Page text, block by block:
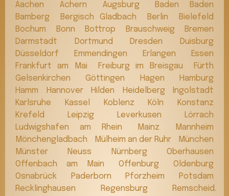
Aachen Achern Augsburg
Baden Baden
Bamberg
Bergisch Gladbach Berlin
Bielefeld
Bochum
Bonn Bottrop Brauschweig
Bremen
Darmstadt
Dortmund Dresden
Duisburg
Düsseldorf
Emmendingen Erlangen
Essen
Frankfurt am Mai
Freiburg im Breisgau
Fürth
Gelsenkirchen
Göttingen Hagen
Hamburg
Hamm
Hannover Hilden Heidelberg
Ingolstadt
Karlsruhe
Kassel Koblenz Köln
Konstanz
Krefeld
Leipzig Leverkusen
Lörrach
Ludwigshafen am Rhein
Mainz
Mannheim
Mönchengladbach
Mülheim an der Ruhr
München
Münster
Neuss Nürnberg
Oberhausen
Offenbach am Main
Offenburg
Oldenburg
Osnabrück
Paderborn Pforzheim
Potsdam
Recklinghausen
Regensburg
Remscheid.